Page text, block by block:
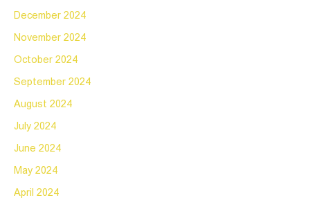
December 2024
November 2024
October 2024
September 2024
August 2024
July 2024
June 2024
May 2024
April 2024